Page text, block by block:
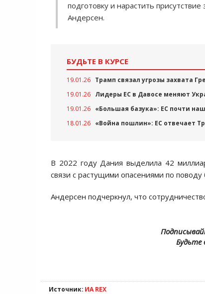
подготовку и нарастить
Андерсен.
БУДЬТЕ В КУРСЕ
19.01.26 Трамп связал угрозы захвата
19.01.26 Лидеры ЕС в Давосе меняют
19.01.26 «Большая базука»: ЕС почти
18.01.26 «Война пошлин»: ЕС отвечает
В 2022 году Дания выделила 42
связи с растущими опасениями по поводу
Андерсен подчеркнул, что
Будьте
Источник: ИА REX